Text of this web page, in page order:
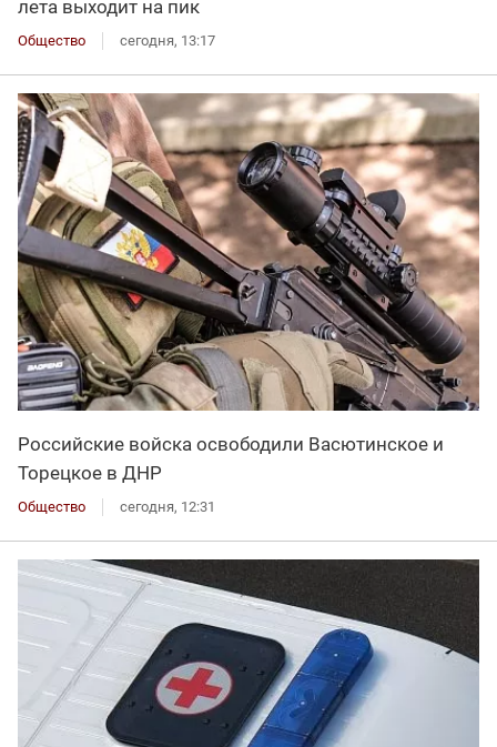
лета выходит на пик
Общество сегодня, 13:17
Российские войска освободили Васютинское и
Торецкое в ДНР
Общество сегодня, 12:31